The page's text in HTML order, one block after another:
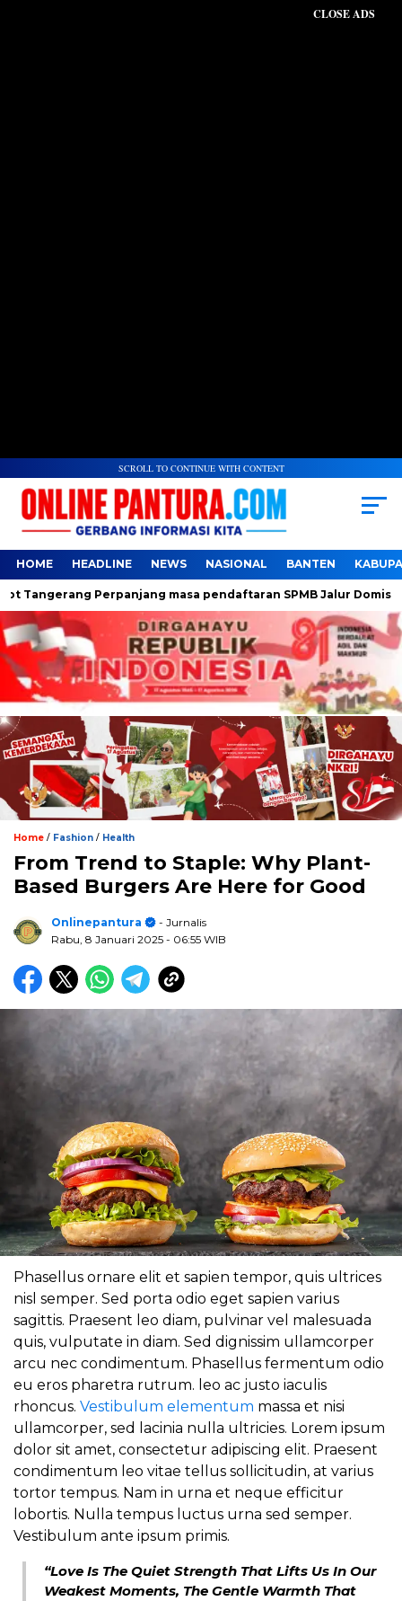
CLOSE ADS
SCROLL TO CONTINUE WITH CONTENT
HOME HEADLINE NEWS NASIONAL BANTEN
Perpanjang masa pendaftaran SPMB Jalur Domisili jenjang
Home / Fashion / Health
From Trend to Staple: Why Plant-
Based Burgers Are Here for Good
Onlinepantura
- Jurnalis
Rabu, 8 Januari 2025 - 06:55 WIB
Phasellus ornare elit et sapien tempor, quis ultrices
nisl semper. Sed porta odio eget sapien varius
sagittis. Praesent leo diam, pulvinar vel malesuada
quis, vulputate in diam. Sed dignissim ullamcorper
arcu nec condimentum. Phasellus fermentum odio
eu eros pharetra rutrum. leo ac justo iaculis
rhoncus. Vestibulum elementum massa et nisi
ullamcorper, sed lacinia nulla ultricies. Lorem ipsum
dolor sit amet, consectetur adipiscing elit. Praesent
condimentum leo vitae tellus sollicitudin, at varius
tortor tempus. Nam in urna et neque efficitur
lobortis. Nulla tempus luctus urna sed semper.
Vestibulum ante ipsum primis.
“Love Is The Quiet Strength That Lifts Us In Our
Weakest Moments, The Gentle Warmth That